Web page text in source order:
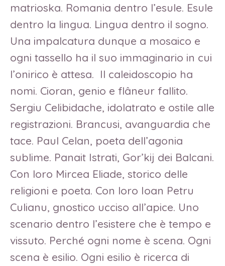
matrioska. Romania dentro l’esule. Esule
dentro la lingua. Lingua dentro il sogno.
Una impalcatura dunque a mosaico e
ogni tassello ha il suo immaginario in cui
l’onirico è attesa. Il caleidoscopio ha
nomi. Cioran, genio e flâneur fallito.
Sergiu Celibidache, idolatrato e ostile alle
registrazioni. Brancusi, avanguardia che
tace. Paul Celan, poeta dell’agonia
sublime. Panait Istrati, Gor’kij dei Balcani.
Con loro Mircea Eliade, storico delle
religioni e poeta. Con loro Ioan Petru
Culianu, gnostico ucciso all’apice. Uno
scenario dentro l’esistere che è tempo e
vissuto. Perché ogni nome è scena. Ogni
scena è esilio. Ogni esilio è ricerca di